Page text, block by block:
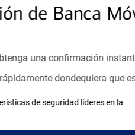
de Banca
una confirmación
dondequiera que
de seguridad líderes en la
ayudar a proporcionar las